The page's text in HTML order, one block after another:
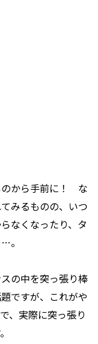
から手前に！ な
みるものの、いつ
なくなったり、タ
。
の中を突っ張り棒
ですが、これがや
、実際に突っ張り